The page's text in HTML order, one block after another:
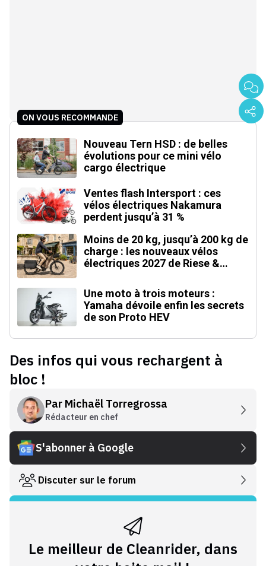
ON VOUS RECOMMANDE
Nouveau Tern HSD : de belles
évolutions pour ce mini vélo
cargo électrique
Ventes flash Intersport : ces
vélos électriques Nakamura
perdent jusqu’à 31 %
Moins de 20 kg, jusqu’à 200 kg de
charge : les nouveaux vélos
électriques 2027 de Riese &
Une moto à trois moteurs :
Yamaha dévoile enfin les secrets
de son Proto HEV
Des infos qui vous rechargent à
bloc !
Par Michaël Torregrossa
Rédacteur en chef
S'abonner à Google
Discuter sur le forum
Le meilleur de Cleanrider, dans